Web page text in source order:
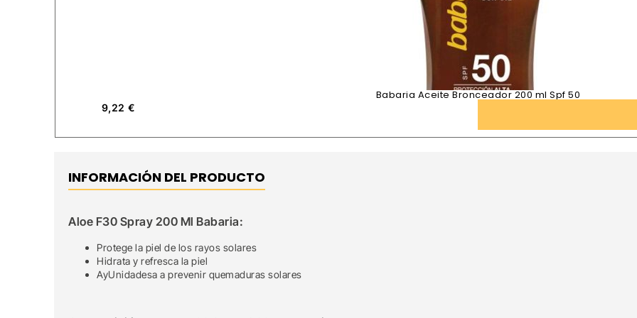
Babaria Aceite Bronceador 200 ml Spf 50
9,22€
INFORMACIÓN DEL PRODUCTO
Aloe F30 Spray 200 Ml Babaria:
Protege la piel de los rayos solares
Hidrata y refresca la piel
AyUnidadesa a prevenir quemaduras solares